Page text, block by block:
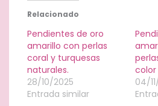
Relacionado
Pendientes de oro
amarillo con perlas
coral y turquesas
naturales.
28/10/2025
Entrada similar
color
04/